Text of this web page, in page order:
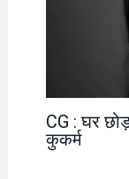
CG : घर
कुकर्म